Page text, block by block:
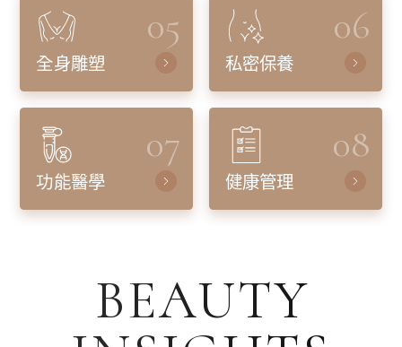
05
全身雕塑
06
私密保養
07
功能醫學
08
健康管理
BEAUTY